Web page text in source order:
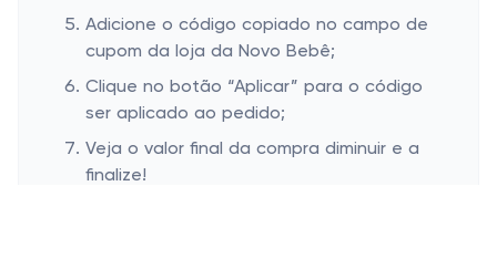
Adicione o código copiado no campo de
cupom da loja da Novo Bebê;
Clique no botão “Aplicar” para o código
ser aplicado ao pedido;
Veja o valor final da compra diminuir e a
finalize!